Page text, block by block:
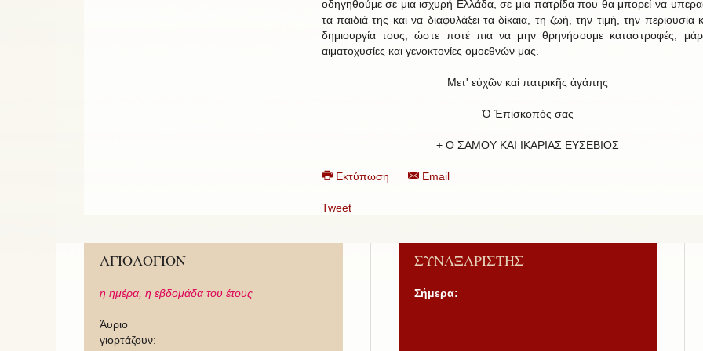
οδηγηθούμε σε μια ισχυρή Ελλάδα, σε μια πατρίδα που θα μπορεί να
τα παιδιά της και να διαφυλάξει τα δίκαια, τη ζωή, την τιμή, την περιουσία
δημιουργία τους, ώστε ποτέ πια να μην θρηνήσουμε καταστροφές,
αιματοχυσίες και γενοκτονίες ομοεθνών μας.
Μετ' εὐχῶν καί πατρικῆς ἀγάπης
Ὁ Ἐπίσκοπός σας
+ Ο ΣΑΜΟΥ ΚΑΙ ΙΚΑΡΙΑΣ ΕΥΣΕΒΙΟΣ
Εκτύπωση Email
Tweet
ΑΓΙΟΛΟΓΙΟΝ
η ημέρα, η εβδομάδα του έτους
Άυριο
γιορτάζουν:
ΣΥΝΑΞΑΡΙΣΤΗΣ
Σήμερα: